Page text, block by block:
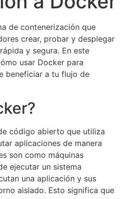
de contenerización que
crear, probar y desplegar
y segura. En este
usar Docker para
beneficiar a tu flujo de
código abierto que utiliza
aplicaciones de manera
son como máquinas
ejecutar un sistema
una aplicación y sus
aislado. Esto significa que